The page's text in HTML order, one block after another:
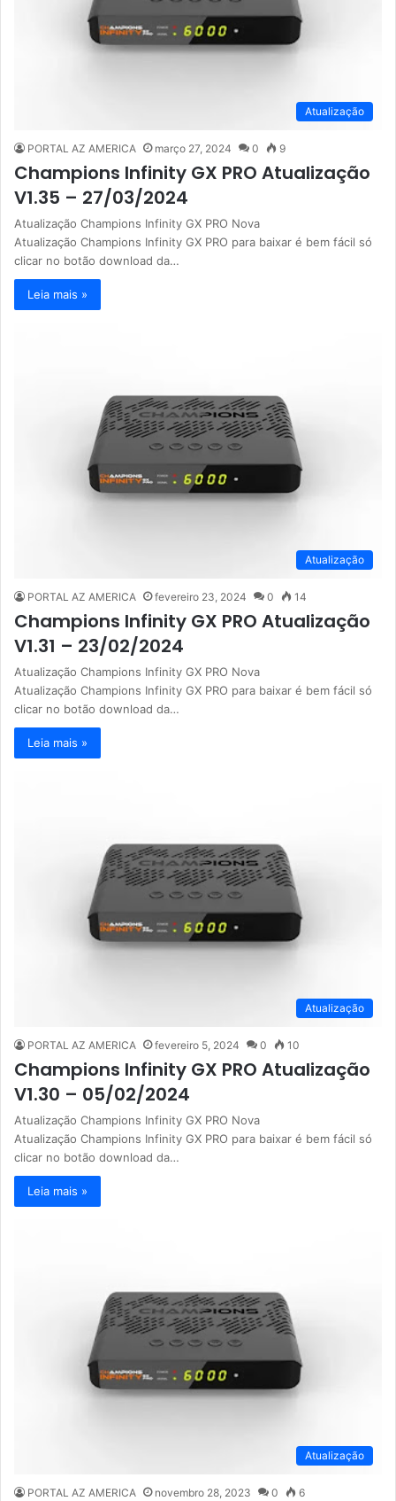
Atualização
PORTAL AZ AMERICA março 27, 2024 0 9
Champions Infinity GX PRO Atualização
V1.35 – 27/03/2024
Atualização Champions Infinity GX PRO Nova
Atualização Champions Infinity GX PRO para baixar é bem fácil só
clicar no botão download da…
Leia mais »
Atualização
PORTAL AZ AMERICA fevereiro 23, 2024 0 14
Champions Infinity GX PRO Atualização
V1.31 – 23/02/2024
Atualização Champions Infinity GX PRO Nova
Atualização Champions Infinity GX PRO para baixar é bem fácil só
clicar no botão download da…
Leia mais »
Atualização
PORTAL AZ AMERICA fevereiro 5, 2024 0 10
Champions Infinity GX PRO Atualização
V1.30 – 05/02/2024
Atualização Champions Infinity GX PRO Nova
Atualização Champions Infinity GX PRO para baixar é bem fácil só
clicar no botão download da…
Leia mais »
Atualização
PORTAL AZ AMERICA novembro 28, 2023 0 6